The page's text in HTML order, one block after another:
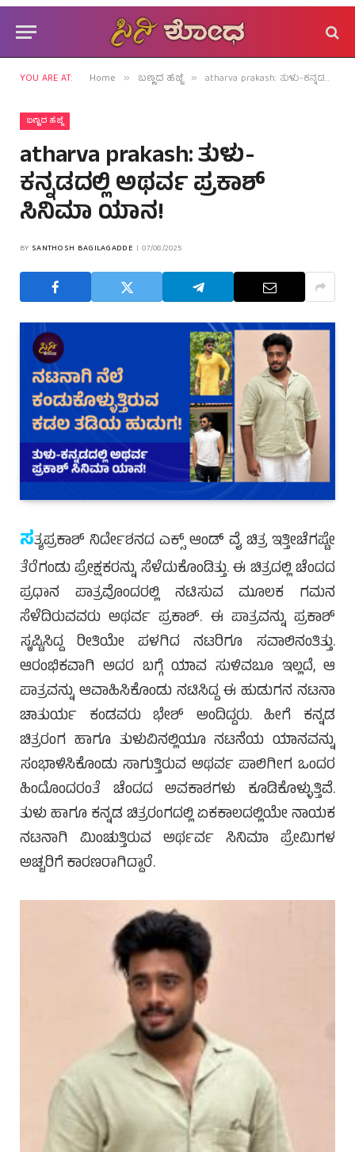
YOU ARE AT: Home » ಬಣ್ಣದ ಹೆಜ್ಜೆ » atharva prakash: ತುಳು-ಕನ್ನಡದಲ್ಲಿ ಅಥರ್ವ ಪ್ರಕಾಶ್ ಸಿನಿಮಾ ಯಾನ!
ಬಣ್ಣದ ಹೆಜ್ಜೆ
atharva prakash: ತುಳು-
ಕನ್ನಡದಲ್ಲಿ ಅಥರ್ವ ಪ್ರಕಾಶ್
ಸಿನಿಮಾ ಯಾನ!
BY SANTHOSH BAGILAGADDE 07/08/2025
ಸತ್ಯಪ್ರಕಾಶ್ ನಿರ್ದೇಶನದ ಎಕ್ಸ್ ಆಂಡ್ ವೈ ಚಿತ್ರ ಇತ್ತೀಚೆಗಷ್ಟೇ
ತೆರೆಗಂಡು ಪ್ರೇಕ್ಷಕರನ್ನು ಸೆಳೆದುಕೊಂಡಿತ್ತು. ಈ ಚಿತ್ರದಲ್ಲಿ ಚೆಂದದ
ಪ್ರಧಾನ ಪಾತ್ರವೊಂದರಲ್ಲಿ ನಟಿಸುವ ಮೂಲಕ ಗಮನ
ಸೆಳೆದಿರುವವರು ಅಥರ್ವ ಪ್ರಕಾಶ್. ಈ ಪಾತ್ರವನ್ನು ಪ್ರಕಾಶ್
ಸೃಷ್ಟಿಸಿದ್ದ ರೀತಿಯೇ ಪಳಗಿದ ನಟರಿಗೂ ಸವಾಲಿನಂತಿತ್ತು.
ಆರಂಭಿಕವಾಗಿ ಅದರ ಬಗ್ಗೆ ಯಾವ ಸುಳಿವಬೂ ಇಲ್ಲದೆ, ಆ
ಪಾತ್ರವನ್ನು ಆವಾಹಿಸಿಕೊಂಡು ನಟಿಸಿದ್ದ ಈ ಹುಡುಗನ ನಟನಾ
ಚಾತುರ್ಯ ಕಂಡವರು ಭೇಶ್ ಅಂದಿದ್ದರು. ಹೀಗೆ ಕನ್ನಡ
ಚಿತ್ರರಂಗ ಹಾಗೂ ತುಳುವಿನಲ್ಲಿಯೂ ನಟನೆಯ ಯಾನವನ್ನು
ಸಂಭಾಳಿಸಿಕೊಂಡು ಸಾಗುತ್ತಿರುವ ಅಥರ್ವ ಪಾಲಿಗೀಗ ಒಂದರ
ಹಿಂದೊಂದರಂತೆ ಚೆಂದದ ಅವಕಾಶಗಳು ಕೂಡಿಕೊಳ್ಳುತ್ತಿವೆ.
ತುಳು ಹಾಗೂ ಕನ್ನಡ ಚಿತ್ರರಂಗದಲ್ಲಿ ಏಕಕಾಲದಲ್ಲಿಯೇ ನಾಯಕ
ನಟನಾಗಿ ಮಿಂಚುತ್ತಿರುವ ಅರ್ಥರ್ವ ಸಿನಿಮಾ ಪ್ರೇಮಿಗಳ
ಅಚ್ಚರಿಗೆ ಕಾರಣರಾಗಿದ್ದಾರೆ.